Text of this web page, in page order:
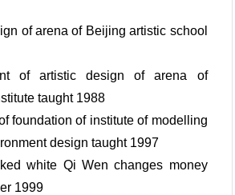
of arena of Beijing artistic school
of artistic design of arena of
taught 1988
foundation of institute of modelling
design taught 1997
white Qi Wen changes money
1999